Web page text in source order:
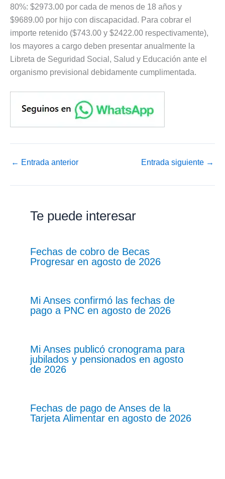
80%: $2973.00 por cada de menos de 18 años y
$9689.00 por hijo con discapacidad. Para cobrar el
importe retenido ($743.00 y $2422.00 respectivamente),
los mayores a cargo deben presentar anualmente la
Libreta de Seguridad Social, Salud y Educación ante el
organismo previsional debidamente cumplimentada.
← Entrada anterior Entrada siguiente →
Te puede interesar
Fechas de cobro de Becas
Progresar en agosto de 2026
Mi Anses confirmó las fechas de
pago a PNC en agosto de 2026
Mi Anses publicó cronograma para
jubilados y pensionados en agosto
de 2026
Fechas de pago de Anses de la
Tarjeta Alimentar en agosto de 2026